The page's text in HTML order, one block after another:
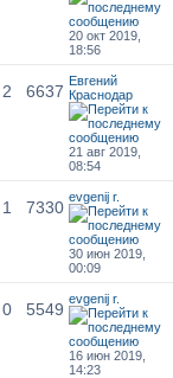
20 окт 2019,
18:56
2 6637
Евгений
Краснодар
21 авг 2019,
08:54
1 7330
evgenij r.
30 июн 2019,
00:09
0 5549
evgenij r.
16 июн 2019,
14:23